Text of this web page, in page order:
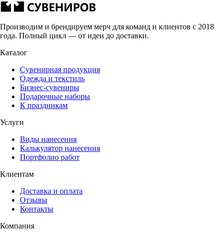
Производим и брендируем мерч для команд и клиентов с 2018
года. Полный цикл — от идеи до доставки.
Каталог
Сувенирная продукция
Одежда и текстиль
Бизнес-сувениры
Подарочные наборы
К праздникам
Услуги
Виды нанесения
Калькулятор нанесения
Портфолио работ
Клиентам
Доставка и оплата
Отзывы
Контакты
Компания